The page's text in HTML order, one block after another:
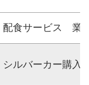
配食サービス 業
シルバーカー購